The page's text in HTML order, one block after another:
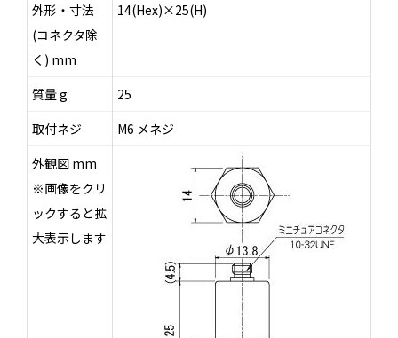
外形・寸法
(コネクタ除
く) mm
14(Hex)×25(H)
質量 g
25
取付ネジ
M6 メネジ
外観図 mm
※画像をクリ
ックすると拡
大表示します